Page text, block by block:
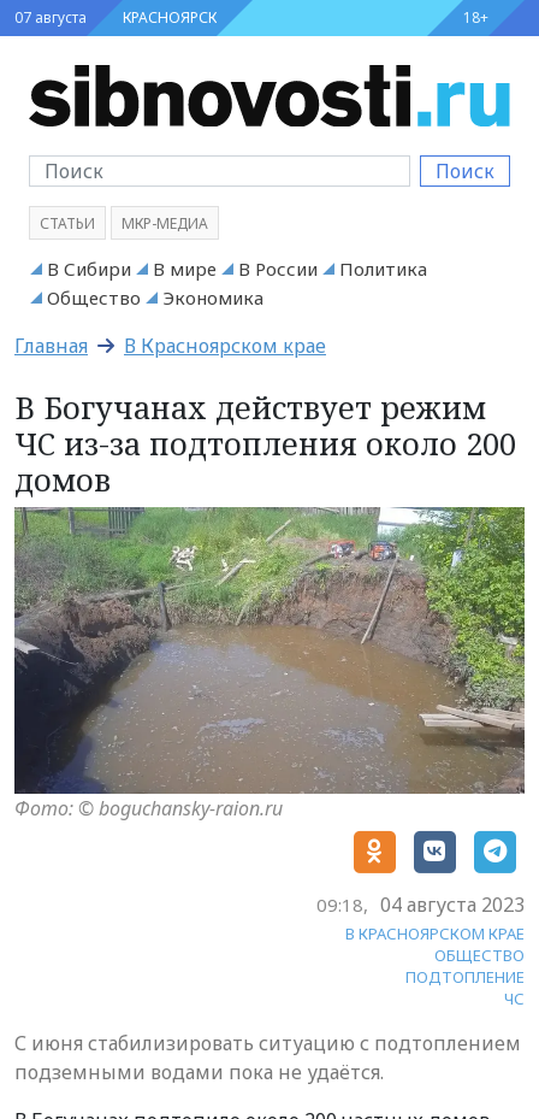
07 августа КРАСНОЯРСК 18+
Поиск
СТАТЬИ МКР-МЕДИА
В Сибири В мире В России
Политика
Общество
Экономика
Главная В Красноярском крае
В Богучанах действует режим
ЧС из-за подтопления около 200
домов
Фото: © boguchansky-raion.ru
09:18, 04 августа 2023
В КРАСНОЯРСКОМ КРАЕ
ОБЩЕСТВО
ПОДТОПЛЕНИЕ
ЧС
С июня стабилизировать ситуацию с подтоплением
подземными водами пока не удаётся.